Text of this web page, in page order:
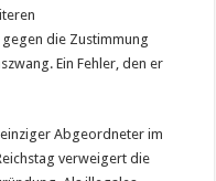
die Zustimmung
Ein Fehler, den er
Abgeordneter im
verweigert die